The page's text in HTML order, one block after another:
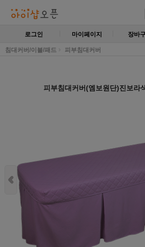
로그인 마이페이지 장바
침대커버/이불/패드 피부침대커버
피부침대커버(엠보원단)진보라